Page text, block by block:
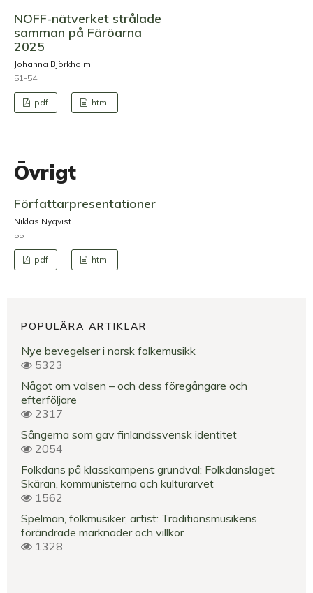
NOFF-nätverket strålade
samman på Färöarna
2025
Johanna Björkholm
51-54
pdf html
Övrigt
Författarpresentationer
Niklas Nyqvist
55
pdf html
POPULÄRA ARTIKLAR
Nye bevegelser i norsk folkemusikk
5323
Något om valsen – och dess föregångare och
efterföljare
2317
Sångerna som gav finlandssvensk identitet
2054
Folkdans på klasskampens grundval: Folkdanslaget
Skäran, kommunisterna och kulturarvet
1562
Spelman, folkmusiker, artist: Traditionsmusikens
förändrade marknader och villkor
1328